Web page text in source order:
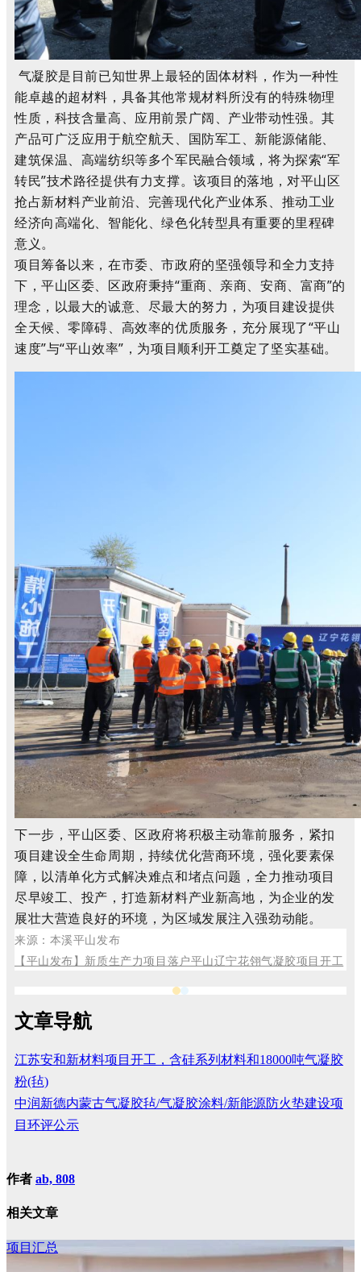
气凝胶是目前已知世界上最轻的固体材料，作为一种性
能卓越的超材料，具备其他常规材料所没有的特殊物理
性质，科技含量高、应用前景广阔、产业带动性强。其
产品可广泛应用于航空航天、国防军工、新能源储能、
建筑保温、高端纺织等多个军民融合领域，将为探索“军
转民”技术路径提供有力支撑。该项目的落地，对平山区
抢占新材料产业前沿、完善现代化产业体系、推动工业
经济向高端化、智能化、绿色化转型具有重要的里程碑
意义。
项目筹备以来，在市委、市政府的坚强领导和全力支持
下，平山区委、区政府秉持“重商、亲商、安商、富商”的
理念，以最大的诚意、尽最大的努力，为项目建设提供
全天候、零障碍、高效率的优质服务，充分展现了“平山
速度”与“平山效率”，为项目顺利开工奠定了坚实基础。
下一步，平山区委、区政府将积极主动靠前服务，紧扣
项目建设全生命周期，持续优化营商环境，强化要素保
障，以清单化方式解决难点和堵点问题，全力推动项目
尽早竣工、投产，打造新材料产业新高地，为企业的发
展壮大营造良好的环境，为区域发展注入强劲动能。
来源：本溪平山发布
【平山发布】新质生产力项目落户平山辽宁花翎气凝胶项目开工
文章导航
江苏安和新材料项目开工，含硅系列材料和18000吨气凝胶
粉(毡)
中润新德内蒙古气凝胶毡/气凝胶涂料/新能源防火垫建设项
目环评公示
作者 ab, 808
相关文章
项目汇总